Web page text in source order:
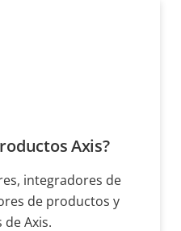
Axis?
integradores de
de productos y
de Axis.